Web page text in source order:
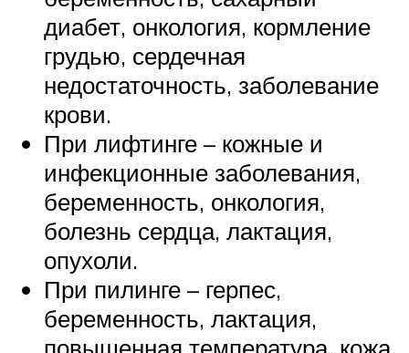
диабет, онкология, кормление
грудью, сердечная
недостаточность, заболевание
крови.
При лифтинге – кожные и
инфекционные заболевания,
беременность, онкология,
болезнь сердца, лактация,
опухоли.
При пилинге – герпес,
беременность, лактация,